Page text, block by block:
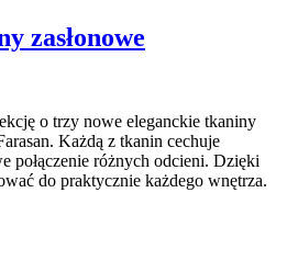
zasłonowe
o trzy nowe eleganckie tkaniny
Każdą z tkanin cechuje
połączenie różnych odcieni. Dzięki
do praktycznie każdego wnętrza.